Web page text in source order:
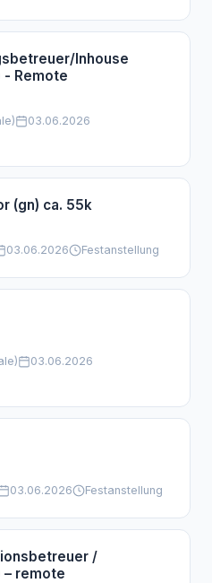
Inhouse
- Remote
03.06.2026
(gn) ca. 55k
03.06.2026 Festanstellung
03.06.2026
03.06.2026 Festanstellung
/
– remote